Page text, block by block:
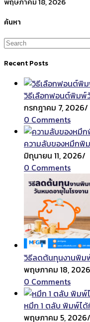
ค้นหา
Recent Posts
วิธีเลือกฟอนต์พิมพ์
กรกฎาคม 7, 2026/
0 Comments
ความลับของหมึกพิ
มิถุนายน 11, 2026/
0 Comments
วิธีลดต้นทุนงานพิม
พฤษภาคม 18, 2026
0 Comments
หมึก 1 ตลับ พิมพ์ไ
พฤษภาคม 5, 2026/